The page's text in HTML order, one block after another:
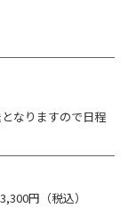
なりますので日程
円（税込）